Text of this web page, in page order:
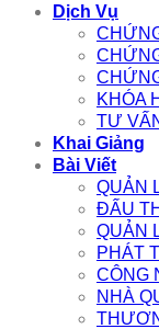
Dịch Vụ
KHÓA
TƯ
Khai Giảng
Bài Viết
QUẢN
ĐẤU
QUẢN
PHÁT
CÔNG
NHÀ